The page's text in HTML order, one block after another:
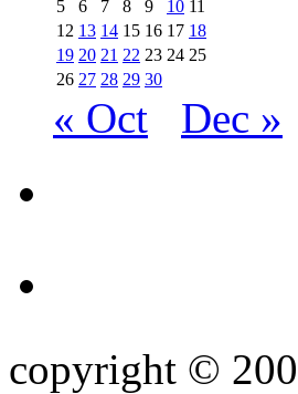
5
6 7 8 9 10 11
12 13 14 15 16 17 18
19 20 21 22 23 24 25
26 27 28 29 30
« Oct Dec »
copyright ©